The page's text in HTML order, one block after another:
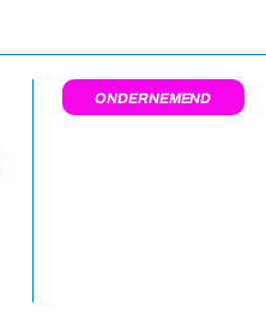
ONDERNEMEND